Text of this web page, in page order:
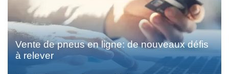
Vente de pneus en ligne: de nouveaux défis
à relever